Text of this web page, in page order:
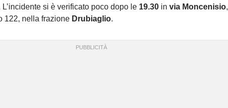
L’incidente si è verificato poco dopo le 19.30 in via Moncenisio,
122, nella frazione Drubiaglio.